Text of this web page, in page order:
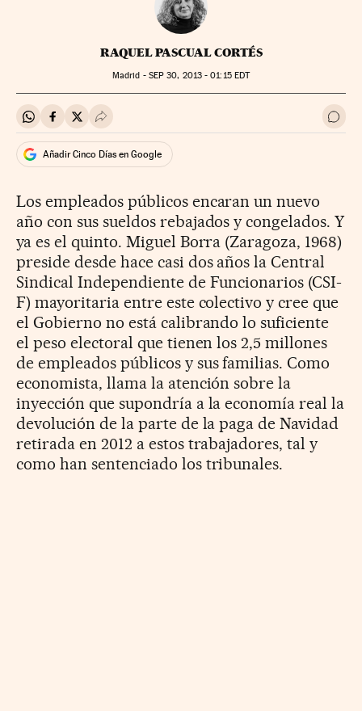
RAQUEL PASCUAL CORTÉS
Madrid - SEP 30, 2013 - 01:15EDT
Compartir en Whatsapp
Compartir en Facebook
Compartir en Twitter
Desplegar Redes Sociales Ir a
Añadir Cinco Días en Google
Los empleados públicos encaran un nuevo
año con sus sueldos rebajados y congelados. Y
ya es el quinto. Miguel Borra (Zaragoza, 1968)
preside desde hace casi dos años la Central
Sindical Independiente de Funcionarios (CSI-
F) mayoritaria entre este colectivo y cree que
el Gobierno no está calibrando lo suficiente
el peso electoral que tienen los 2,5 millones
de empleados públicos y sus familias. Como
economista, llama la atención sobre la
inyección que supondría a la economía real la
devolución de la parte de la paga de Navidad
retirada en 2012 a estos trabajadores, tal y
como han sentenciado los tribunales.